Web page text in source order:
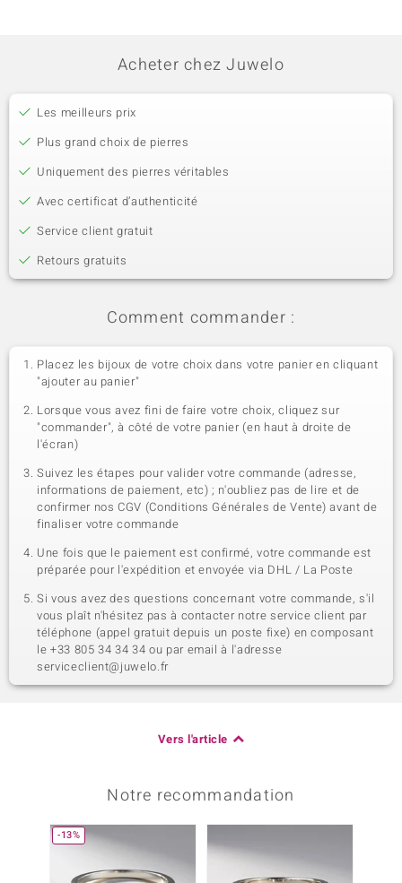
Acheter chez Juwelo
Les meilleurs prix
Plus grand choix de pierres
Uniquement des pierres véritables
Avec certificat d’authenticité
Service client gratuit
Retours gratuits
Comment commander :
Placez les bijoux de votre choix dans votre panier en cliquant
"ajouter au panier"
Lorsque vous avez fini de faire votre choix, cliquez sur
"commander", à côté de votre panier (en haut à droite de
l'écran)
Suivez les étapes pour valider votre commande (adresse,
informations de paiement, etc) ; n'oubliez pas de lire et de
confirmer nos CGV (Conditions Générales de Vente) avant de
finaliser votre commande
Une fois que le paiement est confirmé, votre commande est
préparée pour l'expédition et envoyée via DHL / La Poste
Si vous avez des questions concernant votre commande, s'il
vous plaît n'hésitez pas à contacter notre service client par
téléphone (appel gratuit depuis un poste fixe) en composant
le +33 805 34 34 34 ou par email à l'adresse
serviceclient@juwelo.fr
Vers l'article
Notre recommandation
-13%